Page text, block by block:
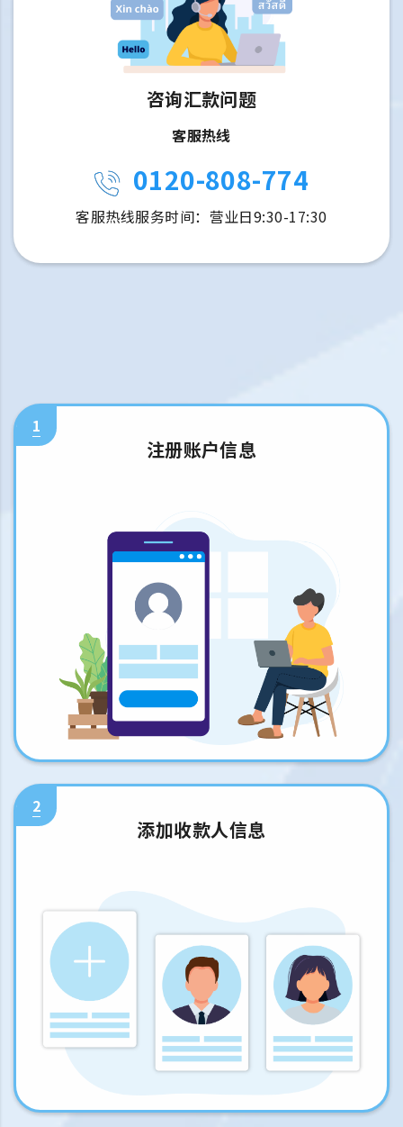
咨询汇款问题
客服热线
0120-808-774
客服热线服务时间：营业日9:30-17:30
1
注册账户信息
2
添加收款人信息